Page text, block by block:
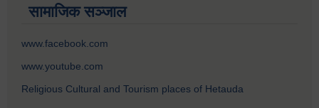
सामाजिक सञ्जाल
www.facebook.com
www.youtube.com
Religious Cultural and Tourism places of Hetauda